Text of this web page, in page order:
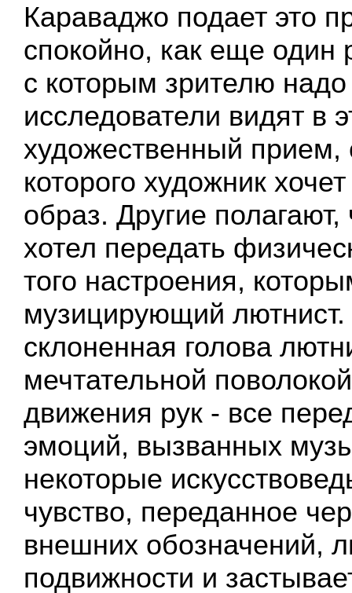
Караваджо подает это
спокойно, как еще один
с которым зрителю
исследователи видят в
художественный
которого художник
образ. Другие
хотел передать
того настроения,
музицирующий
склоненная голова
мечтательной
движения рук - все
эмоций, вызванных
некоторые
чувство, переданное
внешних обозначений,
подвижности и